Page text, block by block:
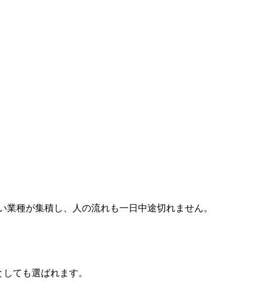
種が集積し、人の流れも一日中途切れません。
ても選ばれます。